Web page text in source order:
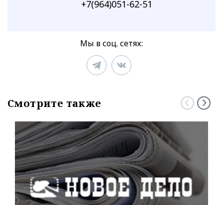
+7(964)051-62-51
Мы в соц. сетях:
Смотрите также